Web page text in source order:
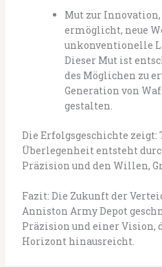
Mut zur Innovation,
ermöglicht, neue
unkonventionelle
Dieser Mut ist
des Möglichen zu
Generation von
gestalten.
Die Erfolgsgeschichte zeigt:
Überlegenheit entsteht
Präzision und den Willen,
Fazit: Die Zukunft der
Anniston Army Depot
Präzision und einer Vision,
Horizont hinausreicht.